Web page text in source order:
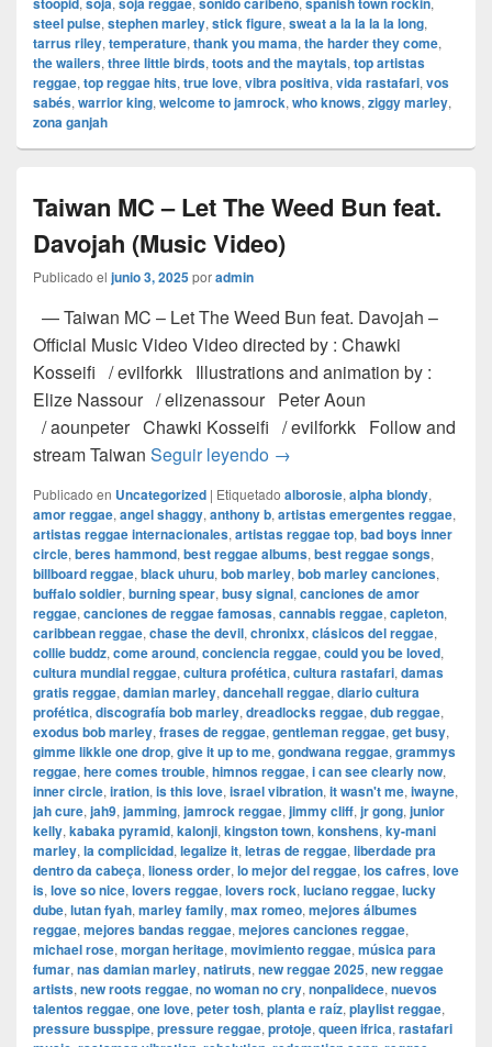
steel pulse, stephen marley, stick figure, sweat a la la la la long,
tarrus riley, temperature, thank you mama, the harder they come,
the wailers, three little birds, toots and the maytals, top artistas
reggae, top reggae hits, true love, vibra positiva, vida rastafari, vos
sabés, warrior king, welcome to jamrock, who knows, ziggy marley,
zona ganjah
Taiwan MC – Let The Weed Bun feat.
Davojah (Music Video)
Publicado el junio 3, 2025poradmin
— Taiwan MC – Let The Weed Bun feat. Davojah –
Official Music Video Video directed by : Chawki
Kosseifi / evilforkk Illustrations and animation by :
Elize Nassour / elizenassour Peter Aoun
/ aounpeter Chawki Kosseifi / evilforkk Follow and
stream Taiwan Seguir leyendo Taiwan MC – Let The
→
Publicado en Uncategorized | Etiquetado alborosie, alpha blondy,
amor reggae, angel shaggy, anthony b, artistas emergentes reggae,
artistas reggae internacionales, artistas reggae top, bad boys inner
circle, beres hammond, best reggae albums, best reggae songs,
billboard reggae, black uhuru, bob marley, bob marley canciones,
buffalo soldier, burning spear, busy signal, canciones de amor
reggae, canciones de reggae famosas, cannabis reggae, capleton,
caribbean reggae, chase the devil, chronixx, clásicos del reggae,
collie buddz, come around, conciencia reggae, could you be loved,
cultura mundial reggae, cultura profética, cultura rastafari, damas
gratis reggae, damian marley, dancehall reggae, diario cultura
profética, discografía bob marley, dreadlocks reggae, dub reggae,
exodus bob marley, frases de reggae, gentleman reggae, get busy,
gimme likkle one drop, give it up to me, gondwana reggae, grammys
reggae, here comes trouble, himnos reggae, i can see clearly now,
inner circle, iration, is this love, israel vibration, it wasn't me, iwayne,
jah cure, jah9, jamming, jamrock reggae, jimmy cliff, jr gong, junior
kelly, kabaka pyramid, kalonji, kingston town, konshens, ky-mani
marley, la complicidad, legalize it, letras de reggae, liberdade pra
dentro da cabeça, lioness order, lo mejor del reggae, los cafres, love
is, love so nice, lovers reggae, lovers rock, luciano reggae, lucky
dube, lutan fyah, marley family, max romeo, mejores álbumes
reggae, mejores bandas reggae, mejores canciones reggae,
michael rose, morgan heritage, movimiento reggae, música para
fumar, nas damian marley, natiruts, new reggae 2025, new reggae
artists, new roots reggae, no woman no cry, nonpalidece, nuevos
talentos reggae, one love, peter tosh, planta e raíz, playlist reggae,
pressure busspipe, pressure reggae, protoje, queen ifrica, rastafari